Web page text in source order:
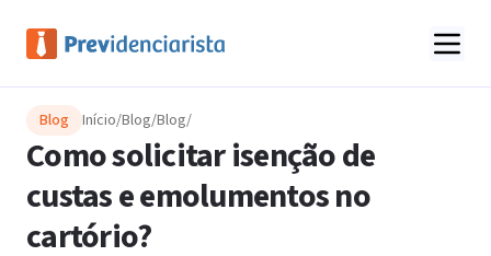
Blog Início/Blog/Blog/
Como solicitar isenção de
custas e emolumentos no
cartório?